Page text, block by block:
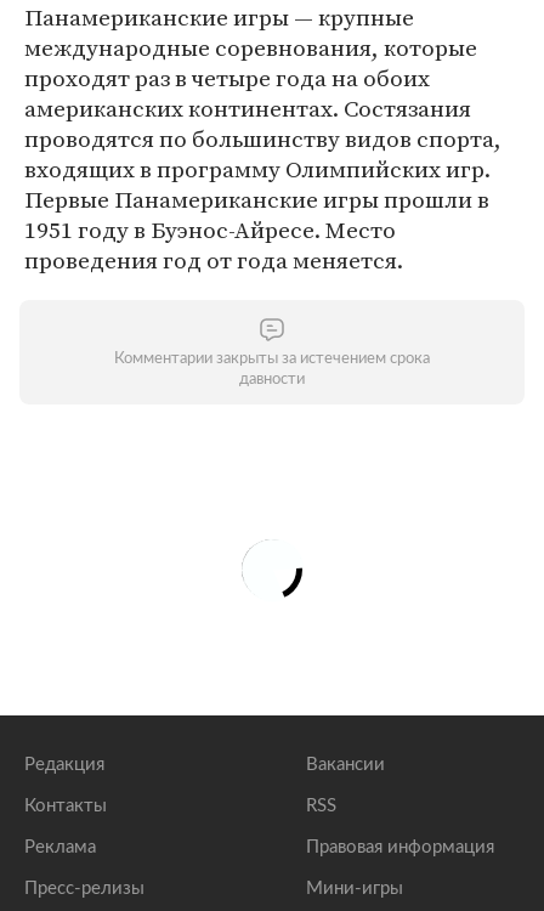
Панамериканские игры — крупные
международные соревнования, которые
проходят раз в четыре года на обоих
американских континентах. Состязания
проводятся по большинству видов спорта,
входящих в программу Олимпийских игр.
Первые Панамериканские игры прошли в
1951 году в Буэнос-Айресе. Место
проведения год от года меняется.
Комментарии закрыты за истечением срока
давности
Редакция
Контакты
Реклама
Пресс-релизы
Вакансии
RSS
Правовая информация
Мини-игры